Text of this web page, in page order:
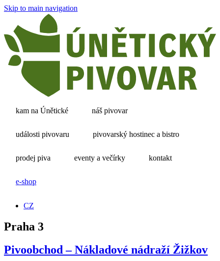
Skip to main navigation
kam na Únětické náš pivovar
události pivovaru pivovarský hostinec a bistro
prodej piva eventy a večírky kontakt
e-shop
CZ
Praha 3
Pivoobchod – Nákladové nádraží Žižkov